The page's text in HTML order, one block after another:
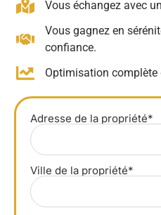
Vous échangez avec
Vous gagnez en
confiance.
Optimisation
Adresse de la propriété*
Ville de la propriété*